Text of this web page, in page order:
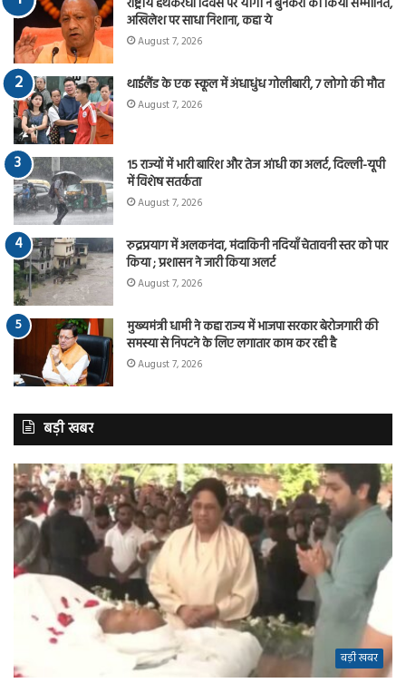
अखिलेश पर साधा निशाना, कहा ये
August 7, 2026
थाईलैंड के एक स्कूल में अंधाधुंध गोलीबारी, 7 लोगो की मौत
August 7, 2026
15 राज्यों में भारी बारिश और तेज आंधी का अलर्ट, दिल्ली-यूपी
में विशेष सतर्कता
August 7, 2026
रुद्रप्रयाग में अलकनंदा, मंदाकिनी नदियाँ चेतावनी स्तर को पार
किया ; प्रशासन ने जारी किया अलर्ट
August 7, 2026
मुख्यमंत्री धामी ने कहा राज्य में भाजपा सरकार बेरोजगारी की
समस्या से निपटने के लिए लगातार काम कर रही है
August 7, 2026
बड़ी खबर
बड़ी खबर